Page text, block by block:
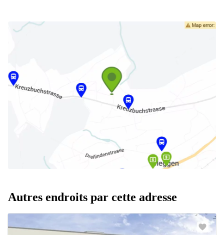
Autres endroits par cette adresse